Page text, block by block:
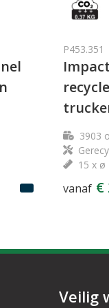
P453.351
3903
15 x ø
vanaf €
Veilig